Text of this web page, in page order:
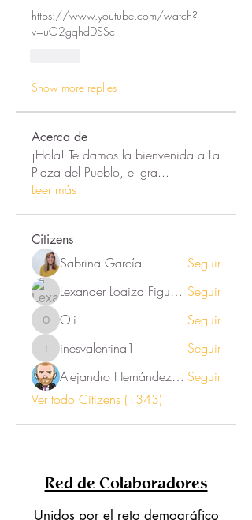
https://www.youtube.com/watch?
v=uG2gqhdDSSc
Show more replies
Acerca de
¡Hola! Te damos la bienvenida a La
Plaza del Pueblo, el gra...
Leer más
Citizens
Sabrina García
Seguir
Lexander Loaiza Figueroa Seguir
Oli Oli Seguir
inesvalentina1
inesvalentina1
Seguir
Alejandro Hernández Renner Seguir
Ver todo Citizens (1343)
Red de Colaboradores
Unidos por el reto demográfico